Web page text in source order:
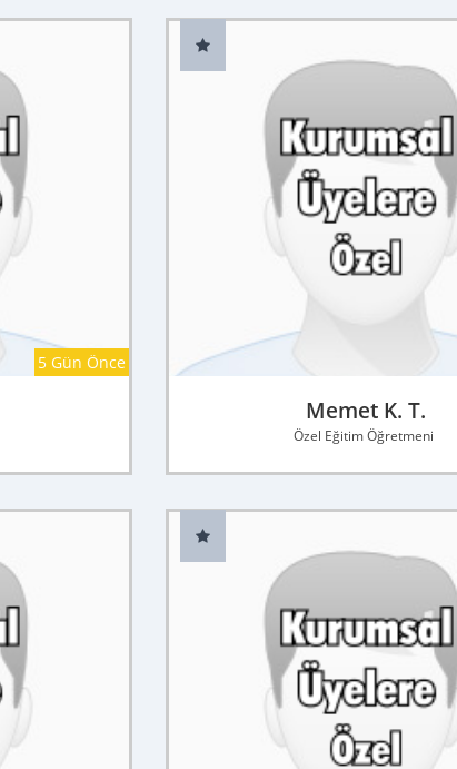
5 Gün Önce
Memet K. T.
Özel Eğitim Öğretmeni